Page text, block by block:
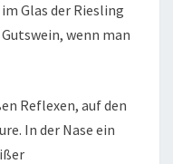
Glas der Riesling
wenn man
Reflexen, auf den
In der Nase ein